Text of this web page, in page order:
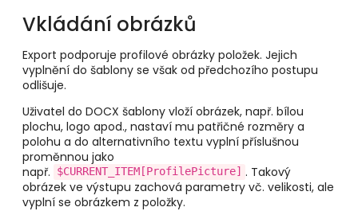
Vkládání obrázků
Export podporuje profilové obrázky položek. Jejich
vyplnění do šablony se však od předchozího postupu
odlišuje.
Uživatel do DOCX šablony vloží obrázek, např. bílou
plochu, logo apod., nastaví mu patřičné rozměry a
polohu a do alternativního textu vyplní příslušnou
proměnnou jako
např.
$CURRENT_ITEM[ProfilePicture] . Takový
obrázek ve výstupu zachová parametry vč. velikosti, ale
vyplní se obrázkem z položky.